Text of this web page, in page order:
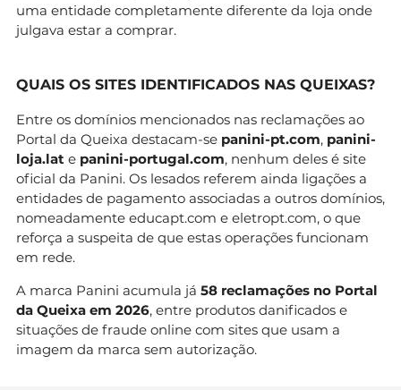
uma entidade completamente diferente da loja onde
julgava estar a comprar.
QUAIS OS SITES IDENTIFICADOS NAS QUEIXAS?
Entre os domínios mencionados nas reclamações ao
Portal da Queixa destacam-se panini-pt.com, panini-
loja.lat e panini-portugal.com, nenhum deles é site
oficial da Panini. Os lesados referem ainda ligações a
entidades de pagamento associadas a outros domínios,
nomeadamente educapt.com e eletropt.com, o que
reforça a suspeita de que estas operações funcionam
em rede.
A marca Panini acumula já 58 reclamações no Portal
da Queixa em 2026, entre produtos danificados e
situações de fraude online com sites que usam a
imagem da marca sem autorização.